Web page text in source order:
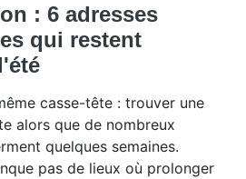
: 6 adresses
qui restent
casse-tête : trouver une
alors que de nombreux
quelques semaines.
pas de lieux où prolonger